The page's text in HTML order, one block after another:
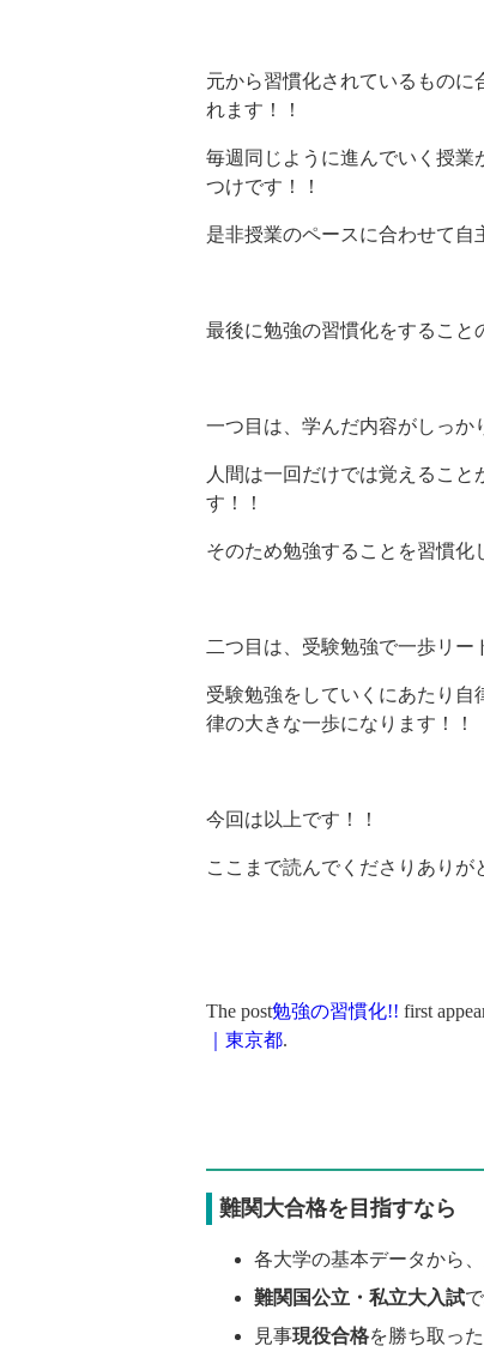
元から習慣化されているものに
れます！！
毎週同じように進んでいく授業
つけです！！
是非授業のペースに合わせて自
最後に勉強の習慣化をすること
一つ目は、学んだ内容がしっか
人間は一回だけでは覚えるこ
す！！
そのため勉強することを習慣化
二つ目は、受験勉強で一歩リー
受験勉強をしていくにあたり自
律の大きな一歩になります！！
今回は以上です！！
ここまで読んでくださりありが
The post勉強の習慣化!! first
｜東京都.
難関大合格を目指すなら
各大学の基本データから
難関国公立・私立大入試
見事現役合格を勝ち取っ